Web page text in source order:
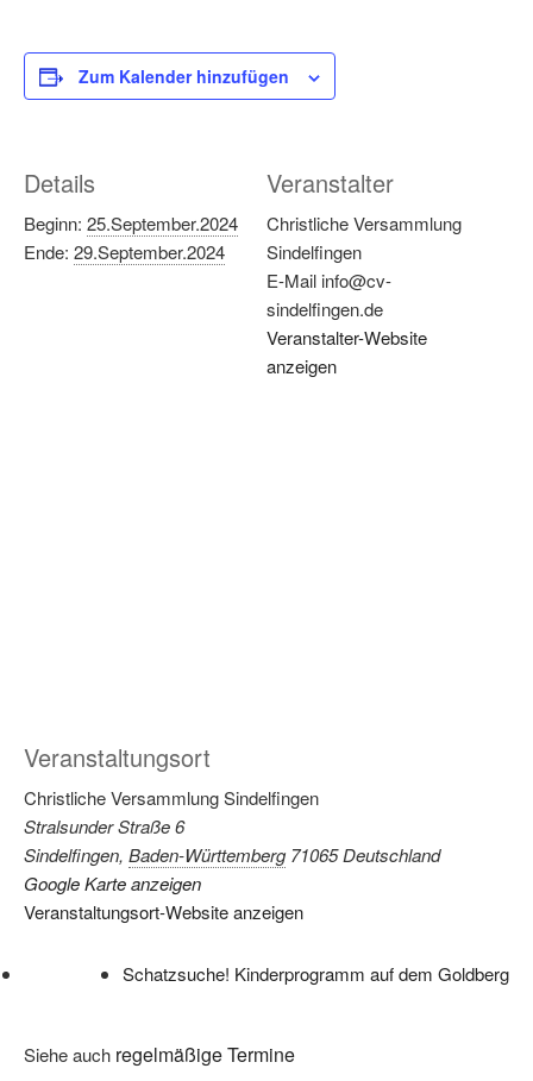
Zum Kalender hinzufügen
Details
Beginn: 25.September.2024
Ende: 29.September.2024
Veranstalter
Christliche Versammlung
Sindelfingen
E-Mail info@cv-
sindelfingen.de
Veranstalter-Website
anzeigen
Veranstaltungsort
Christliche Versammlung Sindelfingen
Stralsunder Straße 6
Sindelfingen, Baden-Württemberg 71065 Deutschland
Google Karte anzeigen
Veranstaltungsort-Website anzeigen
Schatzsuche! Kinderprogramm auf dem Goldberg
Siehe auch regelmäßige Termine